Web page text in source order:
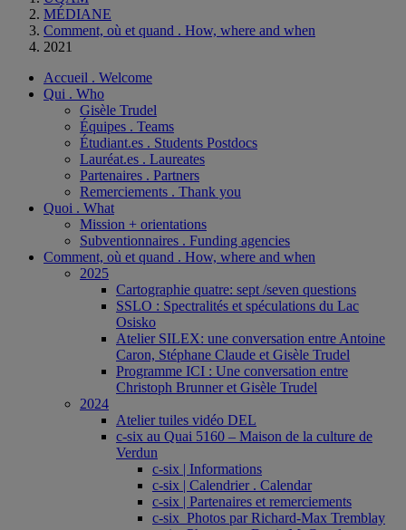
MÉDIANE
Comment, où et quand . How, where and when
2021
Accueil . Welcome
Qui . Who
Gisèle Trudel
Équipes . Teams
Étudiant.es . Students Postdocs
Lauréat.es . Laureates
Partenaires . Partners
Remerciements . Thank you
Quoi . What
Mission + orientations
Subventionnaires . Funding agencies
Comment, où et quand . How, where and when
2025
Cartographie quatre: sept /seven questions
SSLO : Spectralités et spéculations du Lac
Osisko
Atelier SILEX: une conversation entre Antoine
Caron, Stéphane Claude et Gisèle Trudel
Programme ICI : Une conversation entre
Christoph Brunner et Gisèle Trudel
2024
Atelier tuiles vidéo DEL
c-six au Quai 5160 – Maison de la culture de
Verdun
c-six | Informations
c-six | Calendrier . Calendar
c-six | Partenaires et remerciements
c-six_Photos par Richard-Max Tremblay